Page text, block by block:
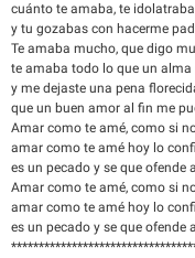
cuánto te amaba, te idolatraba
y tu gozabas con hacerme
Te amaba mucho, que digo
te amaba todo lo que un alma
y me dejaste una pena
que un buen amor al fin me
Amar como te amé, como si
amar como te amé hoy lo
es un pecado y se que ofende
Amar como te amé, como si
amar como te amé hoy lo
es un pecado y se que ofende